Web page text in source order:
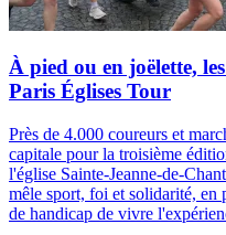
À pied ou en joëlette,
Paris Églises Tour
Près de 4.000 coureurs et
capitale pour la troisième
l'église Sainte-Jeanne-de-
mêle sport, foi et solidarité, en
de handicap de vivre